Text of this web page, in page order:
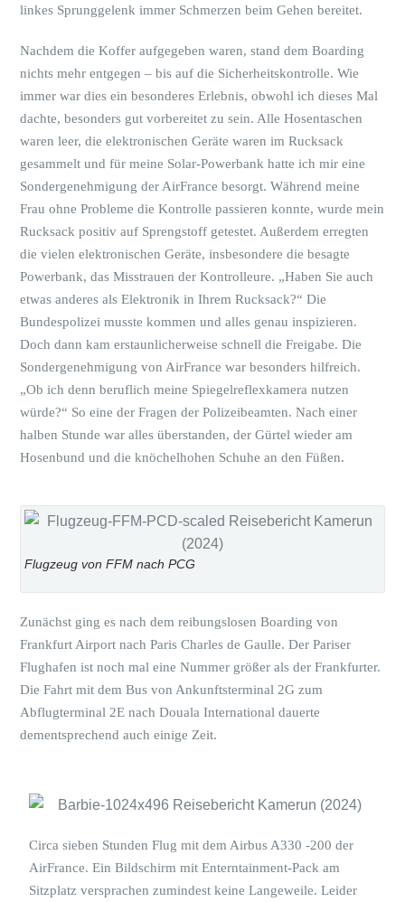
linkes Sprunggelenk immer Schmerzen beim Gehen bereitet.
Nachdem die Koffer aufgegeben waren, stand dem Boarding
nichts mehr entgegen – bis auf die Sicherheitskontrolle. Wie
immer war dies ein besonderes Erlebnis, obwohl ich dieses Mal
dachte, besonders gut vorbereitet zu sein. Alle Hosentaschen
waren leer, die elektronischen Geräte waren im Rucksack
gesammelt und für meine Solar-Powerbank hatte ich mir eine
Sondergenehmigung der AirFrance besorgt. Während meine
Frau ohne Probleme die Kontrolle passieren konnte, wurde mein
Rucksack positiv auf Sprengstoff getestet. Außerdem erregten
die vielen elektronischen Geräte, insbesondere die besagte
Powerbank, das Misstrauen der Kontrolleure. „Haben Sie auch
etwas anderes als Elektronik in Ihrem Rucksack?“ Die
Bundespolizei musste kommen und alles genau inspizieren.
Doch dann kam erstaunlicherweise schnell die Freigabe. Die
Sondergenehmigung von AirFrance war besonders hilfreich.
„Ob ich denn beruflich meine Spiegelreflexkamera nutzen
würde?“ So eine der Fragen der Polizeibeamten. Nach einer
halben Stunde war alles überstanden, der Gürtel wieder am
Hosenbund und die knöchelhohen Schuhe an den Füßen.
Flugzeug von FFM nach PCG
Zunächst ging es nach dem reibungslosen Boarding von
Frankfurt Airport nach Paris Charles de Gaulle. Der Pariser
Flughafen ist noch mal eine Nummer größer als der Frankfurter.
Die Fahrt mit dem Bus von Ankunftsterminal 2G zum
Abflugterminal 2E nach Douala International dauerte
dementsprechend auch einige Zeit.
Circa sieben Stunden Flug mit dem Airbus A330 -200 der
AirFrance. Ein Bildschirm mit Enterntainment-Pack am
Sitzplatz versprachen zumindest keine Langeweile. Leider